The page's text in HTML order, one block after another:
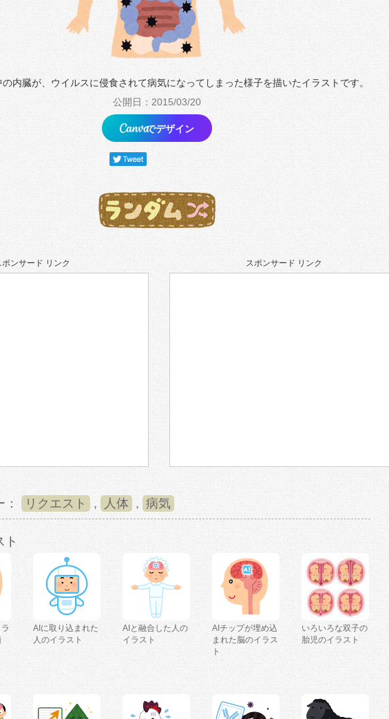
内臓が、ウイルスに侵食されて病気になってしまった様子を描いたイラストです。
公開日：2015/03/20
でデザイン
ポンサード リンク スポンサード リンク
： リクエスト , 人体 , 病気
ト
AIに取り込まれた
人のイラスト
AIと融合した人の
イラスト
AIチップが埋め込
まれた脳のイラス
ト
いろいろな双子の
胎児のイラスト